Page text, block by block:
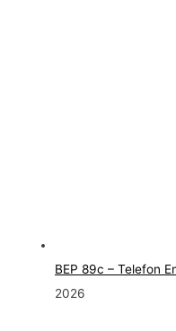
BEP 89c – Telefon
2026